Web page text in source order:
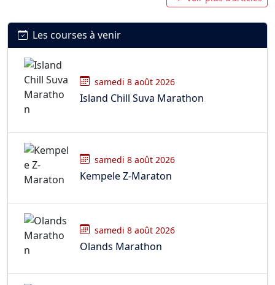
Les courses à venir
samedi 8 août 2026
Island Chill Suva Marathon
samedi 8 août 2026
Kempele Z-Maraton
samedi 8 août 2026
Olands Marathon